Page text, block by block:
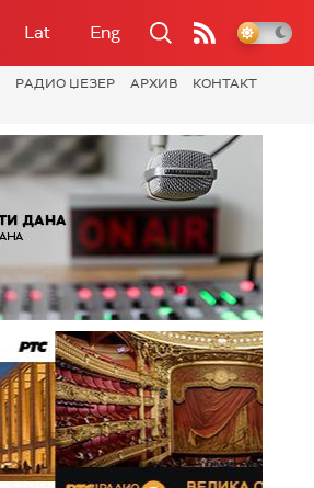
Lat Eng
РАДИО ЏЕЗЕР АРХИВ
КОНТАКТ